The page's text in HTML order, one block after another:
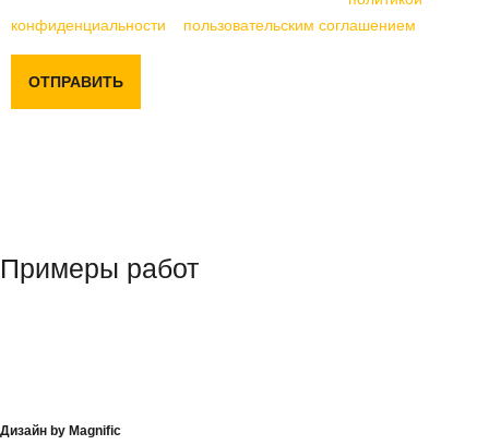
конфиденциальности
пользовательским соглашением
ОТПРАВИТЬ
Примеры работ
Дизайн by Magnific